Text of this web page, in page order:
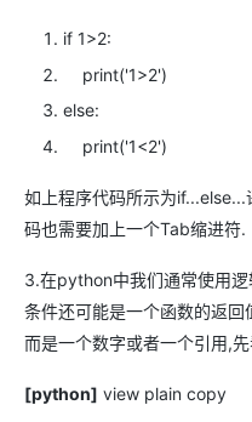
if 1>2:
print('1>2')
else:
print('1<2')
如上程序代码所示为
码也需要加上一个Tab缩进符.
3.在python中我们通常使用
条件还可能是一个函数的返
而是一个数字或者一个引用,
[python] view plain copy